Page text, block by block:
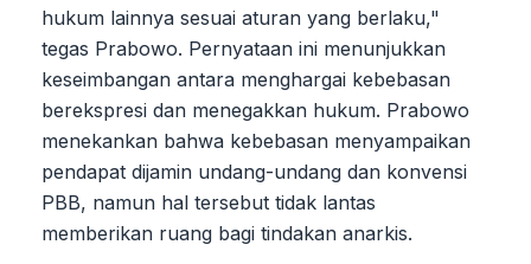
hukum lainnya sesuai aturan yang berlaku,"
tegas Prabowo. Pernyataan ini menunjukkan
keseimbangan antara menghargai kebebasan
berekspresi dan menegakkan hukum. Prabowo
menekankan bahwa kebebasan menyampaikan
pendapat dijamin undang-undang dan konvensi
PBB, namun hal tersebut tidak lantas
memberikan ruang bagi tindakan anarkis.